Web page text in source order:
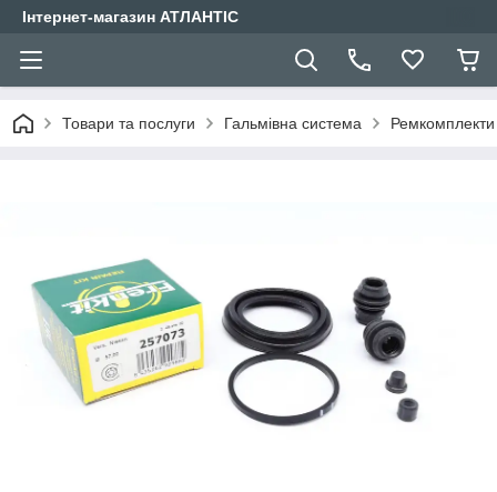
Інтернет-магазин АТЛАНТІС
Товари та послуги Гальмівна система Ремкомплекти